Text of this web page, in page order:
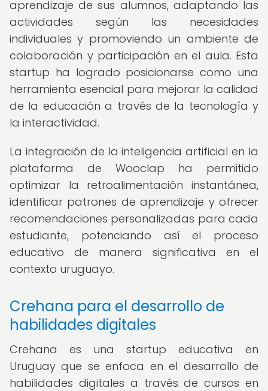
aprendizaje de sus alumnos, adaptando las
actividades según las necesidades
individuales y promoviendo un ambiente de
colaboración y participación en el aula. Esta
startup ha logrado posicionarse como una
herramienta esencial para mejorar la calidad
de la educación a través de la tecnología y
la interactividad.
La integración de la inteligencia artificial en la
plataforma de Wooclap ha permitido
optimizar la retroalimentación instantánea,
identificar patrones de aprendizaje y ofrecer
recomendaciones personalizadas para cada
estudiante, potenciando así el proceso
educativo de manera significativa en el
contexto uruguayo.
Crehana para el desarrollo de
habilidades digitales
Crehana es una startup educativa en
Uruguay que se enfoca en el desarrollo de
habilidades digitales a través de cursos en